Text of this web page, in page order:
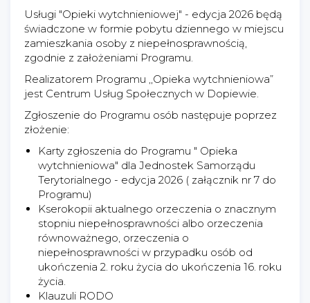
Usługi "Opieki wytchnieniowej" - edycja 2026 będą
świadczone w formie pobytu dziennego w miejscu
zamieszkania osoby z niepełnosprawnością,
zgodnie z założeniami Programu.
Realizatorem Programu ,,Opieka wytchnieniowa”
jest Centrum Usług Społecznych w Dopiewie.
Zgłoszenie do Programu osób następuje poprzez
złożenie:
Karty zgłoszenia do Programu " Opieka
wytchnieniowa" dla Jednostek Samorządu
Terytorialnego - edycja 2026 ( załącznik nr 7 do
Programu)
Kserokopii aktualnego orzeczenia o znacznym
stopniu niepełnosprawności albo orzeczenia
równoważnego, orzeczenia o
niepełnosprawności w przypadku osób od
ukończenia 2. roku życia do ukończenia 16. roku
życia.
Klauzuli RODO